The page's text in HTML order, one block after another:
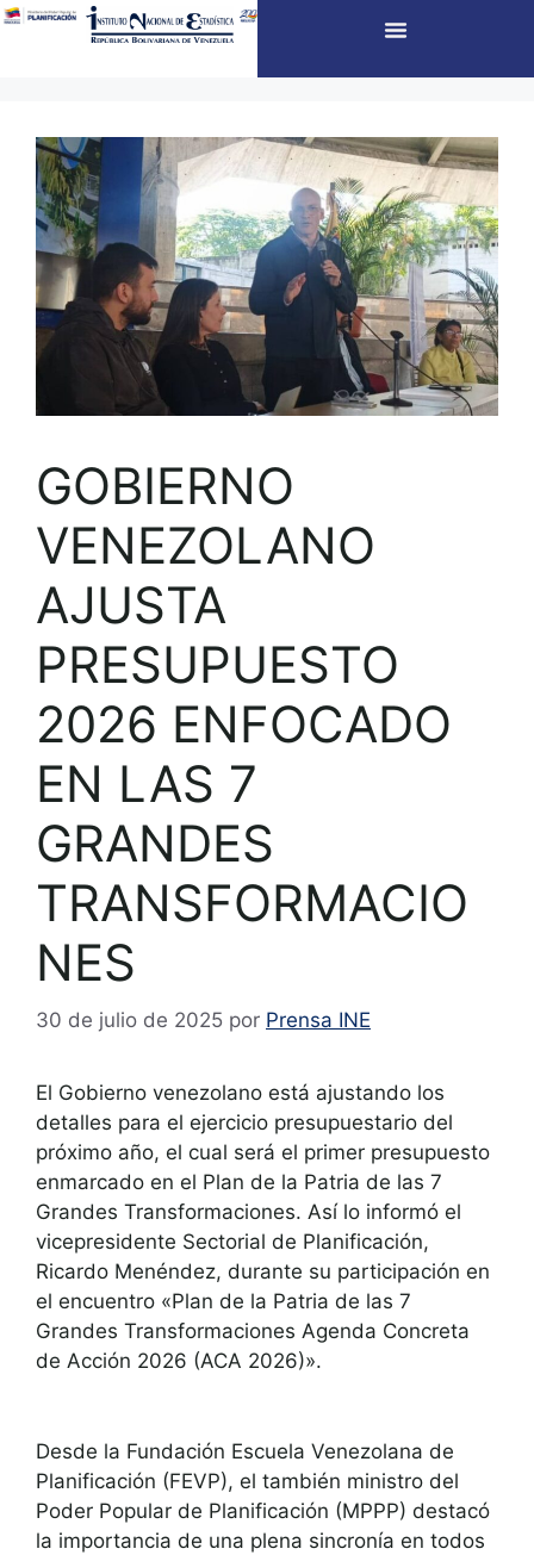
GOBIERNO
VENEZOLANO
AJUSTA
PRESUPUESTO
2026 ENFOCADO
EN LAS 7
GRANDES
TRANSFORMACIO
NES
30 de julio de 2025 por Prensa INE
El Gobierno venezolano está ajustando los
detalles para el ejercicio presupuestario del
próximo año, el cual será el primer presupuesto
enmarcado en el Plan de la Patria de las 7
Grandes Transformaciones. Así lo informó el
vicepresidente Sectorial de Planificación,
Ricardo Menéndez, durante su participación en
el encuentro «Plan de la Patria de las 7
Grandes Transformaciones Agenda Concreta
de Acción 2026 (ACA 2026)».
Desde la Fundación Escuela Venezolana de
Planificación (FEVP), el también ministro del
Poder Popular de Planificación (MPPP) destacó
la importancia de una plena sincronía en todos